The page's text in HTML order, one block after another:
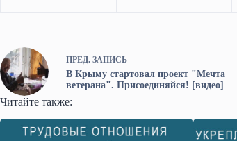
ПРЕД. ЗАПИСЬ
В Крыму стартовал проект "Мечта
ветерана". Присоединяйся! [видео]
Читайте также: